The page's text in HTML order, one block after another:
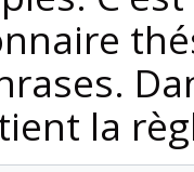
la